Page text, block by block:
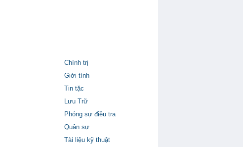
Chính trị
Giới tính
Tin tặc
Lưu Trữ
Phóng sự điều tra
Quân sự
Tài liệu kỹ thuật